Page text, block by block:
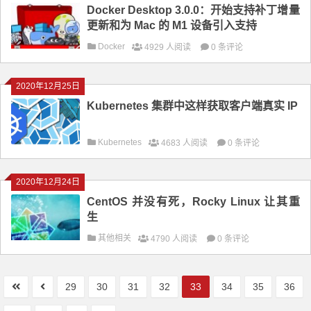
Docker Desktop 3.0.0：开始支持补丁增量
更新和为 Mac 的 M1 设备引入支持
Docker 4929 人阅读 0 条评论
2020年12月25日
Kubernetes 集群中这样获取客户端真实 IP
Kubernetes 4683 人阅读 0 条评论
2020年12月24日
CentOS 并没有死，Rocky Linux 让其重
生
其他相关 4790 人阅读 0 条评论
29 30 31 32 33 34 35 36